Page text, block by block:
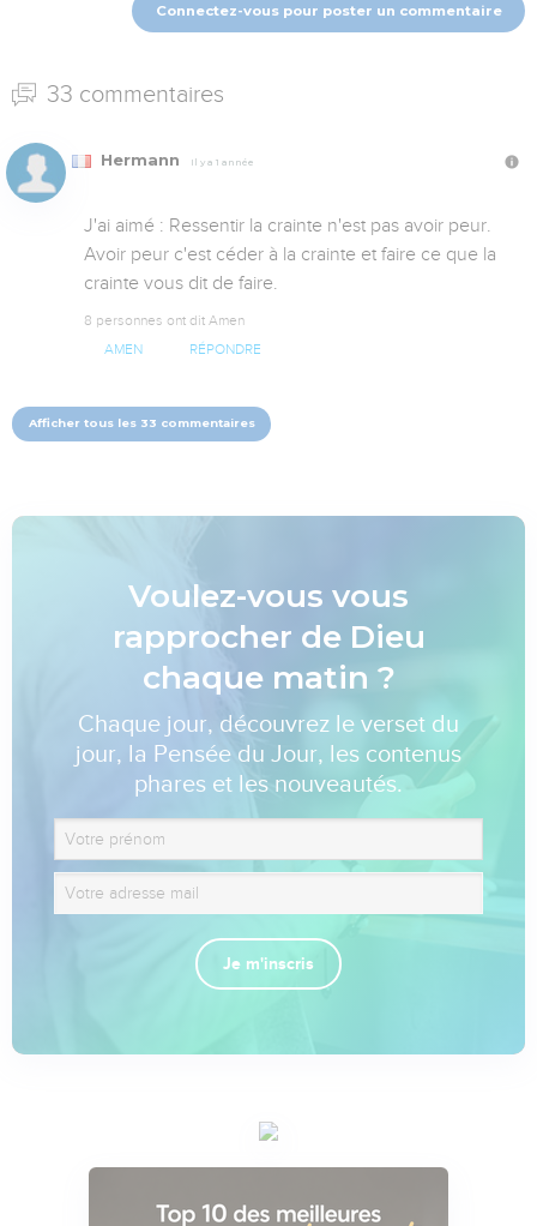
Connectez-vous pour poster un commentaire
33 commentaires
Hermann Il y a 1 année
J'ai aimé : Ressentir la crainte n'est pas avoir peur.
Avoir peur c'est céder à la crainte et faire ce que la
crainte vous dit de faire.
8 personnes ont dit Amen
AMEN RÉPONDRE
Afficher tous les 33 commentaires
Voulez-vous vous
rapprocher de Dieu
chaque matin ?
Chaque jour, découvrez le verset du
jour, la Pensée du Jour, les contenus
phares et les nouveautés.
Je m'inscris